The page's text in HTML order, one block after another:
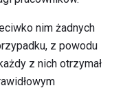
nim żadnych
z powodu
z nich otrzymał